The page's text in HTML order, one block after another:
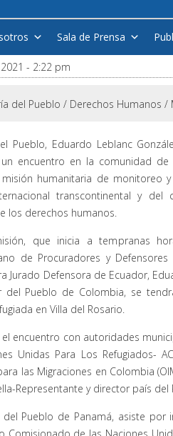
Sala de Prensa
- 2:22 pm
del Pueblo / Derechos Humanos /
Pueblo, Eduardo Leblanc
encuentro en la comunidad
humanitaria de monitoreo
transcontinental y
los derechos humanos.
que inicia a tempranas
de Procuradores y
Jurado Defensora de Ecuador,
del Pueblo de Colombia, se
en Villa del Rosario.
encuentro con autoridades
Unidas Para Los Refugiados-
las Migraciones en Colombia
Representante y director país
del Pueblo de Panamá, asiste por